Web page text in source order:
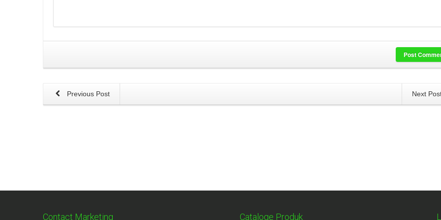
Post
Next
Previous Post
Contact Marketing Cataloge Produk